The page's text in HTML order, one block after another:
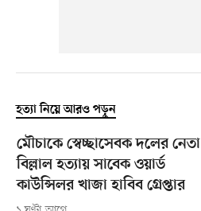
হত্যা নিয়ে আরও পড়ুন
মৌচাকে স্বেচ্ছাসেবক দলের নেতা
বিল্লাল হত্যায় সাবেক ওয়ার্ড
কাউন্সিলর খাজা হাবিব গ্রেপ্তার